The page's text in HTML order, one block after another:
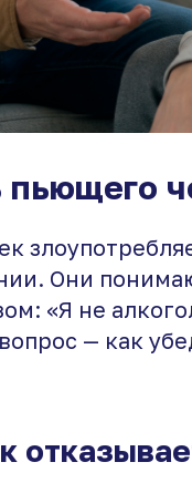
пьющего
Они
«Я не
— как